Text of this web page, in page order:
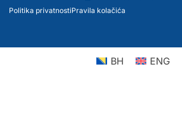
Politika privatnostiPravila kolačića
BH ENG